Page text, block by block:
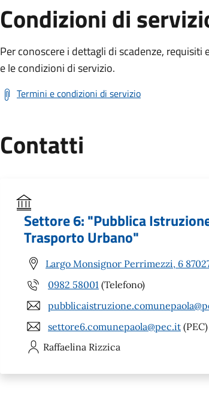
Condizioni di
Per conoscere i dettagli di scadenze,
e le condizioni di servizio.
Termini e condizioni di servizio
Contatti
Settore 6: "Pubblica
Trasporto Urbano"
Largo Monsignor Perrimezzi, 6
0982 58001 (Telefono)
settore6.comunepaola@pec.it (PEC)
Raffaelina Rizzica